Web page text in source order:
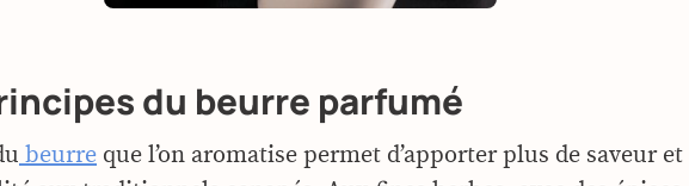
du beurre parfumé
beurre que l’on aromatise permet d’apporter plus de saveur et